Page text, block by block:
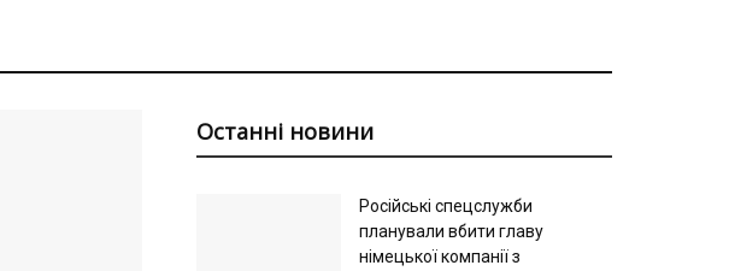
Останні новини
Російські спецслужби
планували вбити главу
німецької компанії з